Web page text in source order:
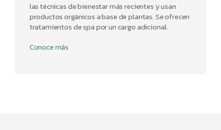
las técnicas de bienestar más recientes y usan
productos orgánicos a base de plantas. Se ofrecen
tratamientos de spa por un cargo adicional.
Conoce más